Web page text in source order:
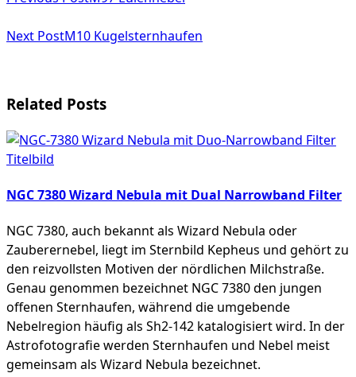
class="nav-
subtitle
reader-
text">Page</span>
Next PostM10 Kugelsternhaufen
Related Posts
NGC 7380 Wizard Nebula mit Dual Narrowband Filter
NGC 7380, auch bekannt als Wizard Nebula oder
Zauberernebel, liegt im Sternbild Kepheus und gehört zu
den reizvollsten Motiven der nördlichen Milchstraße.
Genau genommen bezeichnet NGC 7380 den jungen
offenen Sternhaufen, während die umgebende
Nebelregion häufig als Sh2-142 katalogisiert wird. In der
Astrofotografie werden Sternhaufen und Nebel meist
gemeinsam als Wizard Nebula bezeichnet.